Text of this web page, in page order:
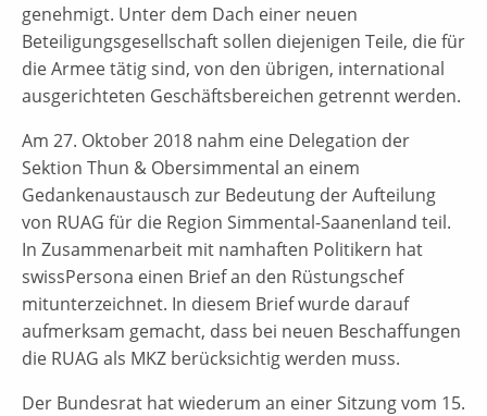
genehmigt. Unter dem Dach einer neuen
Beteiligungsgesellschaft sollen diejenigen Teile, die für
die Armee tätig sind, von den übrigen, international
ausgerichteten Geschäftsbereichen getrennt werden.
Am 27. Oktober 2018 nahm eine Delegation der
Sektion Thun & Obersimmental an einem
Gedankenaustausch zur Bedeutung der Aufteilung
von RUAG für die Region Simmental-Saanenland teil.
In Zusammenarbeit mit namhaften Politikern hat
swissPersona einen Brief an den Rüstungschef
mitunterzeichnet. In diesem Brief wurde darauf
aufmerksam gemacht, dass bei neuen Beschaffungen
die RUAG als MKZ berücksichtig werden muss.
Der Bundesrat hat wiederum an einer Sitzung vom 15.